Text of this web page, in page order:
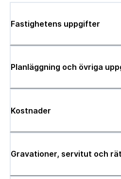
Fastighetens uppgifter
Planläggning och övriga
Kostnader
Gravationer, servitut och